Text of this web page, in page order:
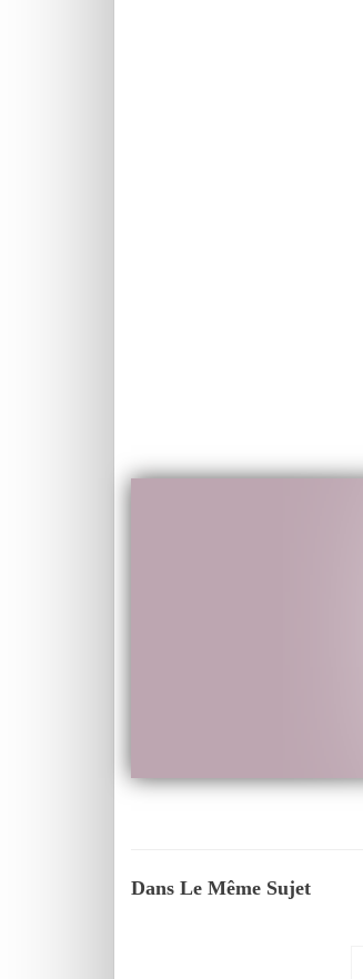
Dans Le Même Sujet